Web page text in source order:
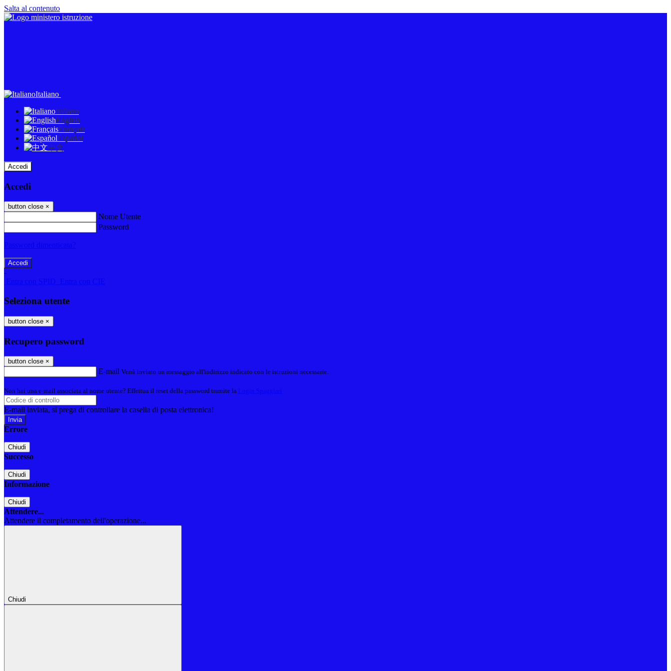
Salta al contenuto
Italiano
Italiano
English
Français
Español
中文
Accedi
Accedi
button close ×
Nome Utente
Password
-
Seleziona utente
button close ×
Recupero password
button close ×
E-mail Verrà inviato un messaggio all'indirizzo indicato con le istruzioni necessarie.
Non hai una e-mail associata al nome utente? Effettua il reset della password tramite la
E-mail inviata, si prega di controllare la casella di posta elettronica!
Errore
Chiudi
Successo
Chiudi
Informazione
Chiudi
Attendere...
Attendere il completamento dell'operazione...
Chiudi